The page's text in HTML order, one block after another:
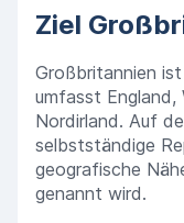
Ziel
Großbritannien
umfasst
Nordirland. Auf
selbstständige
geografische
genannt wird.